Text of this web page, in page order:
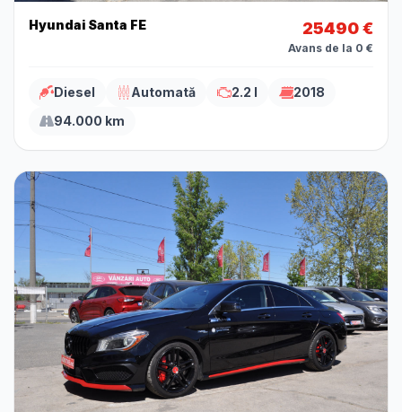
Hyundai Santa FE 25490 €
Avans de la 0 €
Diesel Automată 2.2 l
2018
94.000 km